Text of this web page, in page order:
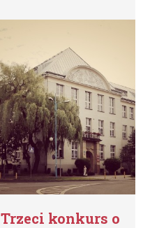
Trzeci konkurs o